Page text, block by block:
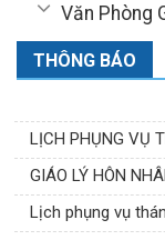
Văn Phòng
THÔNG BÁO
LỊCH PHỤNG VỤ
GIÁO LÝ HÔN
Lịch phụng vụ